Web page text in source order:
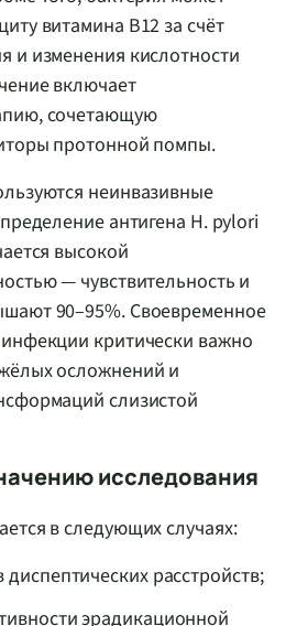
витамина B12 за счёт
и изменения кислотности
включает
сочетающую
протонной помпы.
неинвазивные
антигена H. pylori
высокой
— чувствительность и
90–95%. Своевременное
критически важно
осложнений и
слизистой
исследования
в следующих случаях:
расстройств;
эрадикационной